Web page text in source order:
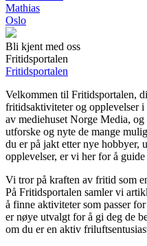
Mathias
Oslo
Bli kjent med oss
Fritidsportalen
Fritidsportalen
Velkommen til Fritidsportalen,
fritidsaktiviteter og opplevelser
av mediehuset Norge Media,
utforske og nyte de mange
du er på jakt etter nye hobbyer,
opplevelser, er vi her for å guide
Vi tror på kraften av fritid som
På Fritidsportalen samler vi
å finne aktiviteter som passer
er nøye utvalgt for å gi deg de
om du er en aktiv